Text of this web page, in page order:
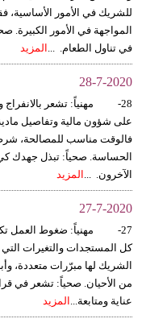
للشريك في الأمور الأساسية،
المواجهة في الأمور الكبيرة.
في تناول الطعام. ... المزيد
28-7-2020
28- مهنياً: تشعر بالانفراج
على شؤون مالية وتفاصيل
فالوقت مناسب للمصالحة، شرط
الحساسة. صحياً: تبذل جهدك
الآخرون. ... المزيد
27-7-2020
27- مهنياً: ضغوط العمل
كل المستجدات والتغيرات
الشريك لها مبرّرات متعددة،
من الأحيان. صحياً: تشعر في
عناية ومتابعة... المزيد